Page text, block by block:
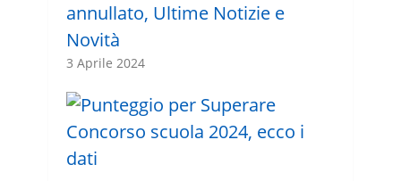
annullato, Ultime Notizie e
Novità
3 Aprile 2024